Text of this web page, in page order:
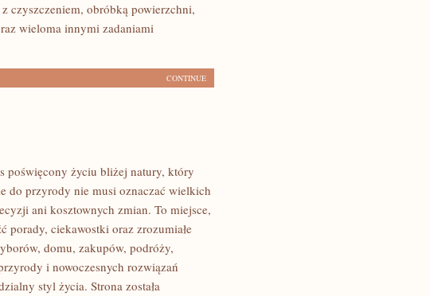
czyszczeniem, obróbką powierzchni,
wieloma innymi zadaniami
CONTINUE
poświęcony życiu bliżej natury, który
do przyrody nie musi oznaczać wielkich
ani kosztownych zmian. To miejsce,
porady, ciekawostki oraz zrozumiałe
domu, zakupów, podróży,
i nowoczesnych rozwiązań
styl życia. Strona została